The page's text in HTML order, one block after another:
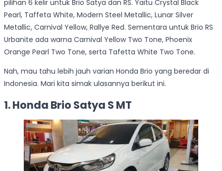
pilihan 6 kelir untuk Brio Satya dan RS. Yaitu Crystal Black
Pearl, Taffeta White, Modern Steel Metallic, Lunar Silver
Metallic, Carnival Yellow, Rallye Red. Sementara untuk Brio RS
Urbanite ada warna Carnival Yellow Two Tone, Phoenix
Orange Pearl Two Tone, serta Tafetta White Two Tone.
Nah, mau tahu lebih jauh varian Honda Brio yang beredar di
Indonesia. Mari kita simak ulasannya berikut ini.
1. Honda Brio Satya S MT